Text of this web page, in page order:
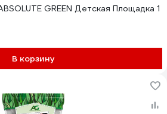
GREEN Детская Площадка 1
В корзину